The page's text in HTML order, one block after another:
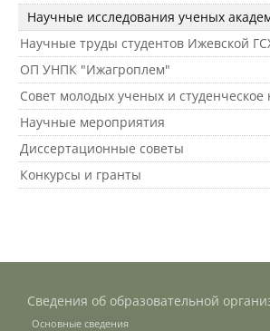
Договоры о сотрудничестве
Зарубежные стажировки
Иностранным студентам
Зарубежные стипендиальные
программы
Научные исследования ученых
Научные труды студентов Ижевской
ОП УНПК "Ижагроплем"
Совет молодых ученых и
Научные мероприятия
Диссертационные советы
Конкурсы и гранты
Сведения об образовательной
Основные сведения